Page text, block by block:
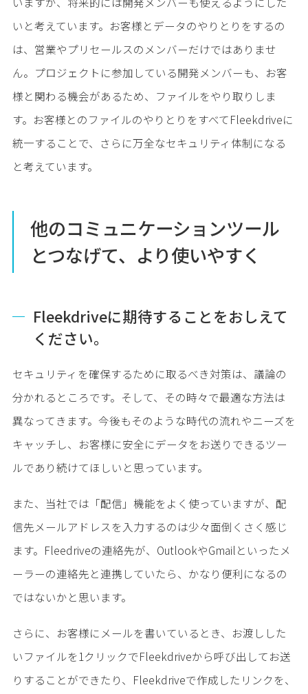
いと考えています。お客様とデータのやりとりをするの
は、営業やプリセールスのメンバーだけではありませ
ん。プロジェクトに参加している開発メンバーも、お客
様と関わる機会があるため、ファイルをやり取りしま
す。お客様とのファイルのやりとりをすべてFleekdriveに
統一することで、さらに万全なセキュリティ体制になる
と考えています。
他のコミュニケーションツール
とつなげて、より使いやすく
Fleekdriveに期待することをおしえて
ください。
セキュリティを確保するために取るべき対策は、議論の
分かれるところです。そして、その時々で最適な方法は
異なってきます。今後もそのような時代の流れやニーズを
キャッチし、お客様に安全にデータをお送りできるツー
ルであり続けてほしいと思っています。
また、当社では「配信」機能をよく使っていますが、配
信先メールアドレスを入力するのは少々面倒くさく感じ
ます。Fleedriveの連絡先が、OutlookやGmailといったメ
ーラーの連絡先と連携していたら、かなり便利になるの
ではないかと思います。
さらに、お客様にメールを書いているとき、お渡しした
いファイルを1クリックでFleekdriveから呼び出してお送
りすることができたり、Fleekdriveで作成したリンクを、